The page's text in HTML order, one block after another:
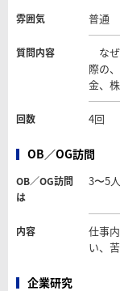
雰囲気 普通
質問内容
な
際の
金、
回数 4回
OB／OG訪問
OB／OG訪問
は
3〜5
内容
仕事
い、
企業研究